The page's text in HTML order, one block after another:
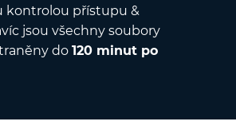
kontrolou přístupu &
jsou všechny soubory
do 120 minut po